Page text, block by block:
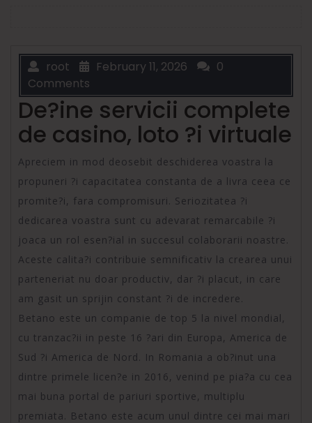
root February 11, 2026
0
Comments
De?ine servicii complete
de casino, loto ?i virtuale
Apreciem in mod deosebit deschiderea voastra la
propuneri ?i capacitatea constanta de a livra ceea ce
promite?i, fara compromisuri. Seriozitatea ?i
dedicarea voastra sunt cu adevarat remarcabile ?i
joaca un rol esen?ial in succesul colaborarii noastre.
Aceste calita?i contribuie semnificativ la crearea unui
parteneriat nu doar productiv, dar ?i placut, in care
am gasit un sprijin constant ?i de incredere.
Betano este un companie de top 5 la nivel mondial,
cu tranzac?ii in peste 16 ?ari din Europa, America de
Sud ?i America de Nord. In Romania a ob?inut una
dintre primele licen?e in 2016, venind pe pia?a cu cea
mai buna portal de pariuri sportive, multiplu
premiata. Betano este acum unul dintre cei mai mari